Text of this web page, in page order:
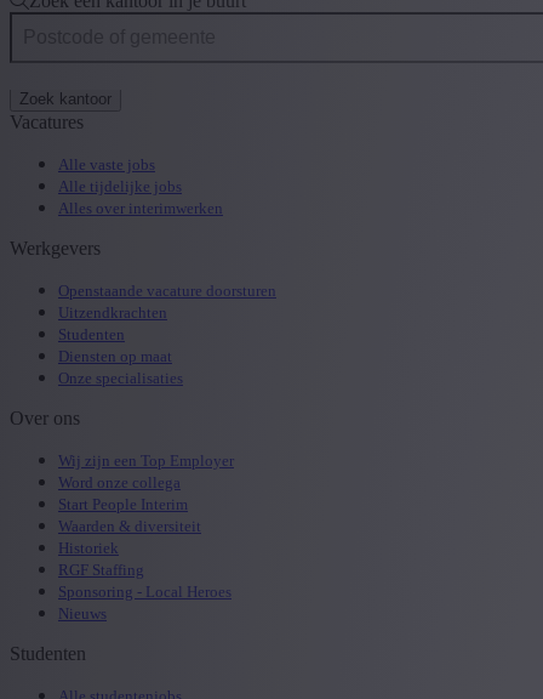
Zoek kantoor
Vacatures
Alle vaste jobs
Alle tijdelijke jobs
Alles over interimwerken
Werkgevers
Openstaande vacature doorsturen
Uitzendkrachten
Studenten
Diensten op maat
Onze specialisaties
Over ons
Wij zijn een Top Employer
Word onze collega
Start People Interim
Waarden & diversiteit
Historiek
RGF Staffing
Sponsoring - Local Heroes
Nieuws
Studenten